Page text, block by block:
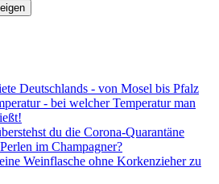
Deutschlands - von Mosel bis Pfalz
- bei welcher Temperatur man
du die Corona-Quarantäne
im Champagner?
Weinflasche ohne Korkenzieher zu